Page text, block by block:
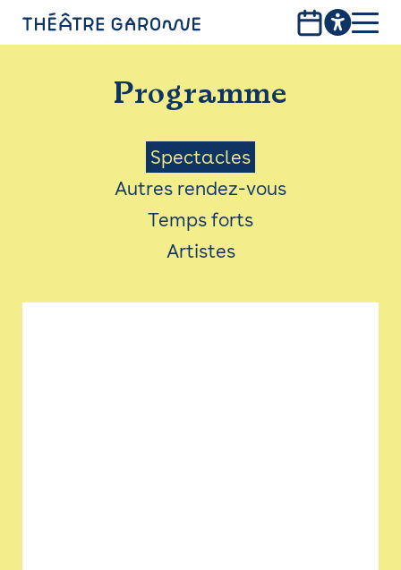
PROGRAMME
INFOS PRATIQUES
AVEC LES PUBLICS
ACCESSIBILITÉ
LES PRODUCTIONS
Programme
Menu
Saison
Spectacles
Autres rendez-vous
Temps forts
Artistes